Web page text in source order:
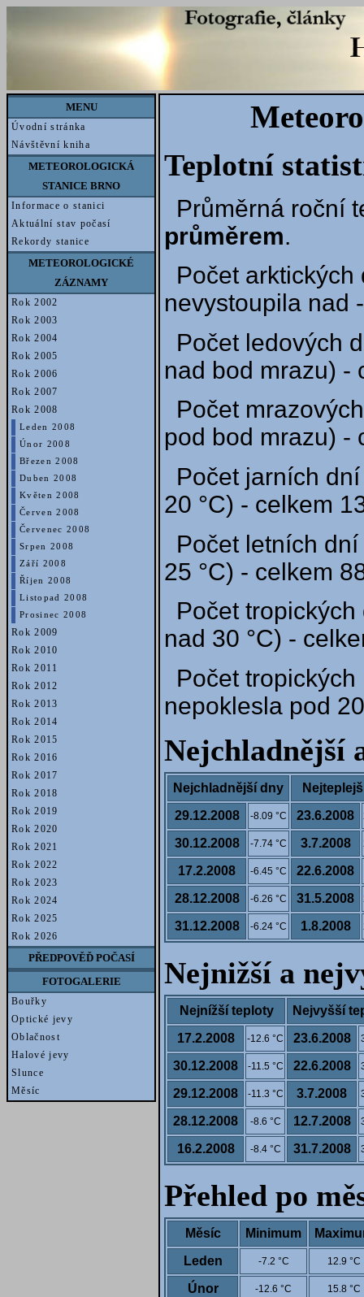
MENU
Úvodní stránka
Návštěvní kniha
METEOROLOGICKÁ
STANICE BRNO
Informace o stanici
Aktuální stav počasí
Rekordy stanice
METEOROLOGICKÉ
ZÁZNAMY
Rok 2002
Rok 2003
Rok 2004
Rok 2005
Rok 2006
Rok 2007
Rok 2008
Leden 2008
Únor 2008
Březen 2008
Duben 2008
Květen 2008
Červen 2008
Červenec 2008
Srpen 2008
Září 2008
Říjen 2008
Listopad 2008
Prosinec 2008
Rok 2009
Rok 2010
Rok 2011
Rok 2012
Rok 2013
Rok 2014
Rok 2015
Rok 2016
Rok 2017
Rok 2018
Rok 2019
Rok 2020
Rok 2021
Rok 2022
Rok 2023
Rok 2024
Rok 2025
Rok 2026
PŘEDPOVĚĎ POČASÍ
FOTOGALERIE
Bouřky
Optické jevy
Oblačnost
Halové jevy
Slunce
Měsíc
Teplotní
Průměrná roční
průměrem.
Počet
nevystoupila nad
Počet ledových
nad bod mrazu) -
Počet
pod bod mrazu) -
Počet jarních
20 °C) - celkem
Počet letních
25 °C) - celkem
Počet
nad 30 °C) -
Počet
nepoklesla pod
Nejchladnější
Nejchladnější dny
29.12.2008
-8.09 °C 23.6.2008
30.12.2008 -7.74 °C 3.7.2008
17.2.2008 -6.45 °C
22.6.2008
28.12.2008
-6.26 °C 31.5.2008
31.12.2008 -6.24 °C 1.8.2008
Nejnižší a
Nejnížší teploty
Nejvyšší
17.2.2008
-12.6 °C 23.6.2008
30.12.2008 -11.5 °C 22.6.2008
29.12.2008 -11.3 °C 3.7.2008
28.12.2008 -8.6 °C 12.7.2008
16.2.2008 -8.4 °C 31.7.2008
Přehled po
Měsíc Minimum
Leden
-7.2 °C 12.9 °C
Únor -12.6 °C 15.8 °C